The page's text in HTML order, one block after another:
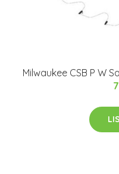
Milwaukee CSB P W